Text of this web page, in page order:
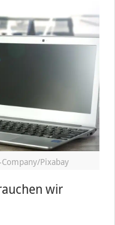
Pixabay
wir